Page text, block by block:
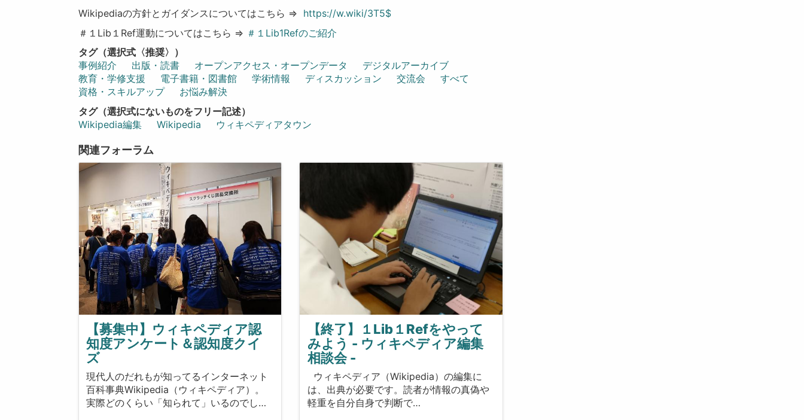
Wikipediaの方針とガイダンスについてはこちら ⇒ https://w.wiki/3T5$
＃１Lib１Ref運動についてはこちら ⇒ ＃１Lib1Refのご紹介
タグ（選択式〈推奨〉）
事例紹介
出版・読書 オープンアクセス・オープンデータ
デジタルアーカイブ
教育・学修支援
電子書籍・図書館 学術情報 ディスカッション 交流会
すべて
資格・スキルアップ
お悩み解決
タグ（選択式にないものをフリー記述）
Wikipedia編集
Wikipedia ウィキペディアタウン
関連フォーラム
【募集中】ウィキペディア認
知度アンケート＆認知度クイ
ズ
現代人のだれもが知ってるインターネット
百科事典Wikipedia（ウィキペディア）。
実際どのくらい「知られて」いるのでし…
【終了】１Lib１Refをやって
みよう - ウィキペディア編集
相談会 -
ウィキペディア（Wikipedia）の編集に
は、出典が必要です。読者が情報の真偽や
軽重を自分自身で判断で…